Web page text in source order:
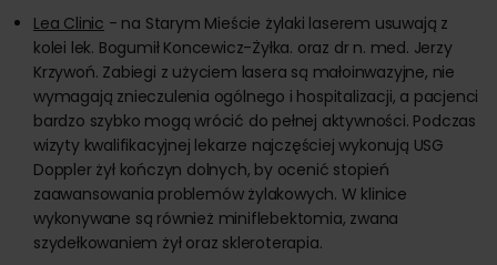
Lea Clinic - na Starym Mieście żylaki laserem usuwają z
kolei lek. Bogumił Koncewicz-Żyłka. oraz dr n. med. Jerzy
Krzywoń. Zabiegi z użyciem lasera są małoinwazyjne, nie
wymagają znieczulenia ogólnego i hospitalizacji, a pacjenci
bardzo szybko mogą wrócić do pełnej aktywności. Podczas
wizyty kwalifikacyjnej lekarze najczęściej wykonują USG
Doppler żył kończyn dolnych, by ocenić stopień
zaawansowania problemów żylakowych. W klinice
wykonywane są również miniflebektomia, zwana
szydełkowaniem żył oraz skleroterapia.